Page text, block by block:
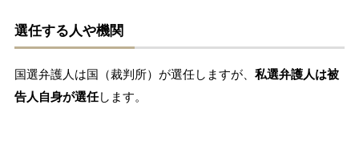
選任する人や機関
国選弁護人は国（裁判所）が選任しますが、 私選弁護人は被
告人自身が選任します。